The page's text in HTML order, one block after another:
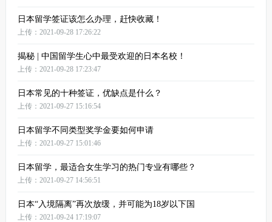
日本留学签证该怎么办理，赶快收藏！
上传：2021-09-28 17:26:22
揭秘 | 中国留学生心中最受欢迎的日本名校！
上传：2021-09-28 17:23:47
日本常见的十种签证，优缺点是什么？
上传：2021-09-27 15:16:54
日本留学不同类型奖学金要如何申请
上传：2021-09-27 15:01:46
日本留学，最适合女生学习的热门专业有哪些？
上传：2021-09-27 14:56:51
日本“入境隔离”再次放缓，并可能为18岁以下国
上传：2021-09-24 17:19:07